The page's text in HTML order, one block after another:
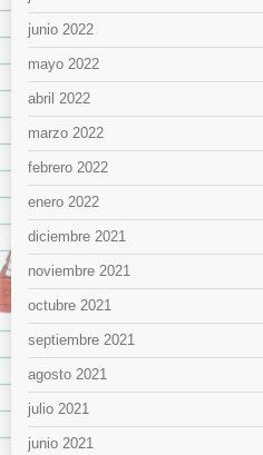
junio 2022
mayo 2022
abril 2022
marzo 2022
febrero 2022
enero 2022
diciembre 2021
noviembre 2021
octubre 2021
septiembre 2021
agosto 2021
julio 2021
junio 2021